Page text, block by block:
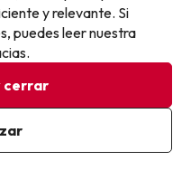
de Ávila desde la
a la Edad Media. Sus
3 días antes
y relevante. Si
puedes leer nuestra
cerrar